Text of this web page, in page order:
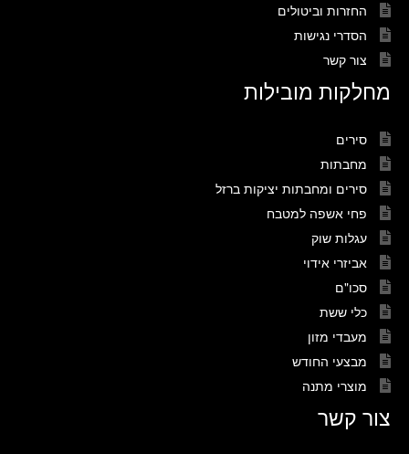
החזרות וביטולים
הסדרי נגישות
צור קשר
מחלקות מובילות
סירים
מחבתות
סירים ומחבתות יציקות ברזל
פחי אשפה למטבח
עגלות שוק
אביזרי אידוי
סכו"ם
כלי ששת
מעבדי מזון
מבצעי החודש
מוצרי מתנה
צור קשר